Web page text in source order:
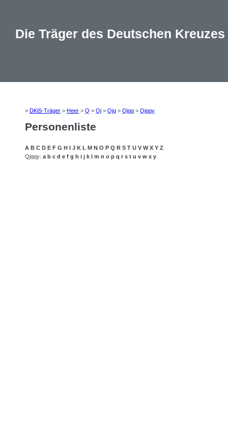
Die Träger des Deutschen Kreuzes
> DKiS-Träger > Heer > Q > Qj > Qjq > Qjqq > Qjqqy
Personenliste
A B C D E F G H I J K L M N O P Q R S T U V W X Y Z
Qjqqy: a b c d e f g h i j k l m n o p q r s t u v w x y